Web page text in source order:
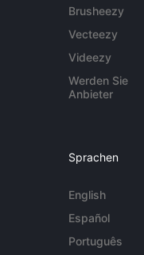
Brusheezy
Vecteezy
Videezy
Werden Sie
Anbieter
Sprachen
English
Español
Português